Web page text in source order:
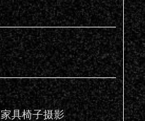
家具椅子摄影